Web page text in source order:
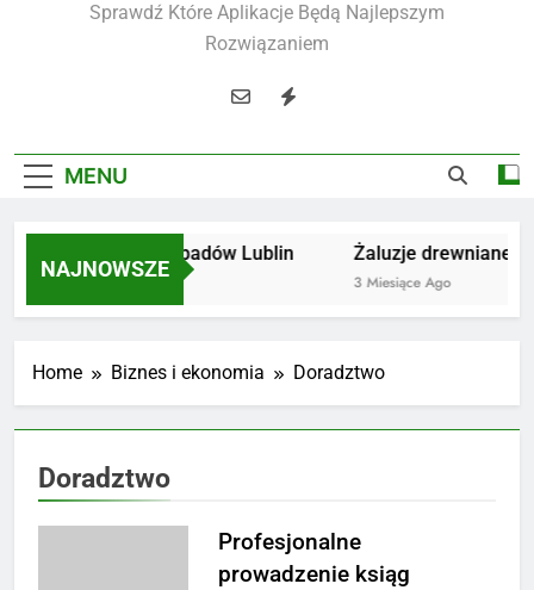
Sprawdź Które Aplikacje Będą Najlepszym
Rozwiązaniem
MENU
NAJNOWSZE
Utylizacja odpadów Lublin
2 Miesiące Ago
Żaluzje drewniane
3 Miesiące Ago
Home Biznes i ekonomia Doradztwo
Doradztwo
Profesjonalne
prowadzenie ksiąg